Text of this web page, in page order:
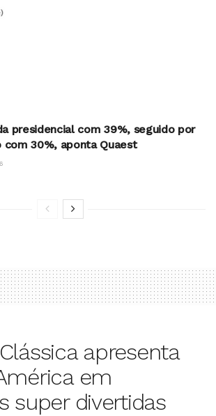
presidencial com 39%, seguido por
com 30%, aponta Quaest
apresenta
em
super divertidas